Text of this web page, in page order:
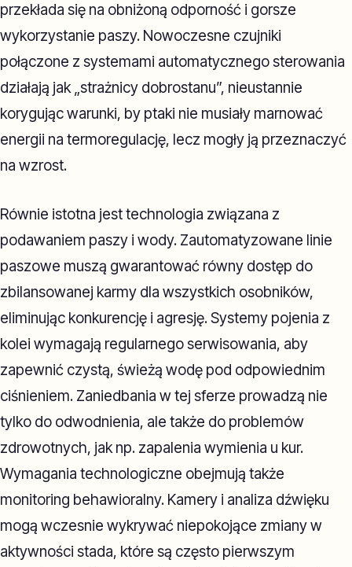
przekłada się na obniżoną odporność i gorsze
wykorzystanie paszy. Nowoczesne czujniki
połączone z systemami automatycznego sterowania
działają jak „strażnicy dobrostanu”, nieustannie
korygując warunki, by ptaki nie musiały marnować
energii na termoregulację, lecz mogły ją przeznaczyć
na wzrost.
Równie istotna jest technologia związana z
podawaniem paszy i wody. Zautomatyzowane linie
paszowe muszą gwarantować równy dostęp do
zbilansowanej karmy dla wszystkich osobników,
eliminując konkurencję i agresję. Systemy pojenia z
kolei wymagają regularnego serwisowania, aby
zapewnić czystą, świeżą wodę pod odpowiednim
ciśnieniem. Zaniedbania w tej sferze prowadzą nie
tylko do odwodnienia, ale także do problemów
zdrowotnych, jak np. zapalenia wymienia u kur.
Wymagania technologiczne obejmują także
monitoring behawioralny. Kamery i analiza dźwięku
mogą wczesnie wykrywać niepokojące zmiany w
aktywności stada, które są często pierwszym